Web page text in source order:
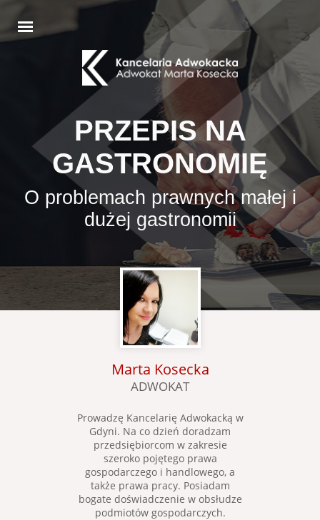
PRZEPIS NA
GASTRONOMIĘ
O problemach prawnych małej i
dużej gastronomii
Marta Kosecka
ADWOKAT
Prowadzę Kancelarię Adwokacką w
Gdyni. Na co dzień doradzam
przedsiębiorcom w zakresie
szeroko pojętego prawa
gospodarczego i handlowego, a
także prawa pracy. Posiadam
bogate doświadczenie w obsłudze
podmiotów gospodarczych.